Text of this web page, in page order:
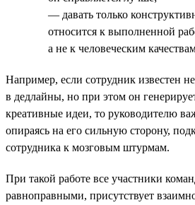
— давать только
относится к выполненной
а не к человеческим
Например, если сотрудник известен
в дедлайны, но при этом он
креативные идеи, то руководителю
опираясь на его сильную сторону,
сотрудника к мозговым штурмам.
При такой работе все участники
равноправными, присутствует